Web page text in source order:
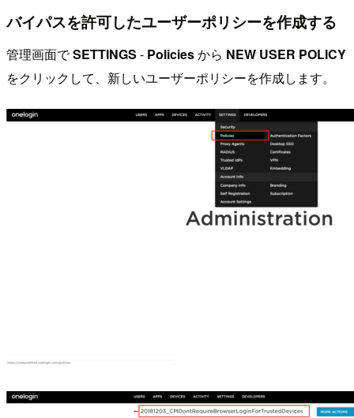
バイパスを許可したユーザーポリシーを作成する
管理画面でSETTINGS - Policiesから NEW USER POLICY
をクリックして、新しいユーザーポリシーを作成します。